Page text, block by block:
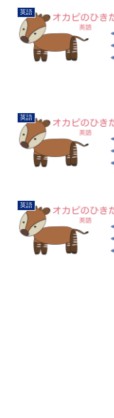
英語
英語
英語